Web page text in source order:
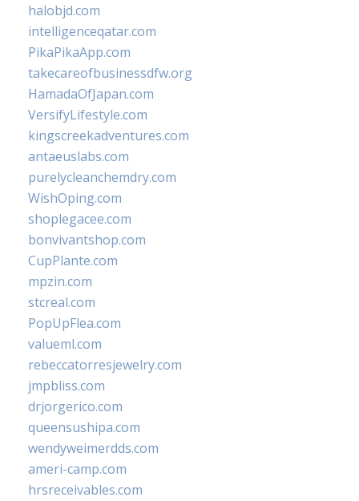
halobjd.com
intelligenceqatar.com
PikaPikaApp.com
takecareofbusinessdfw.org
HamadaOfJapan.com
VersifyLifestyle.com
kingscreekadventures.com
antaeuslabs.com
purelycleanchemdry.com
WishOping.com
shoplegacee.com
bonvivantshop.com
CupPlante.com
mpzin.com
stcreal.com
PopUpFlea.com
valueml.com
rebeccatorresjewelry.com
jmpbliss.com
drjorgerico.com
queensushipa.com
wendyweimerdds.com
ameri-camp.com
hrsreceivables.com